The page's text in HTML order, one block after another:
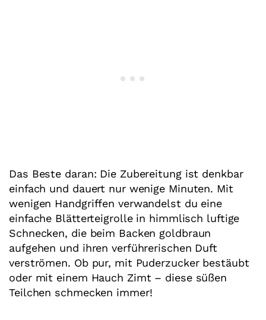
Das Beste daran: Die Zubereitung ist denkbar
einfach und dauert nur wenige Minuten. Mit
wenigen Handgriffen verwandelst du eine
einfache Blätterteigrolle in himmlisch luftige
Schnecken, die beim Backen goldbraun
aufgehen und ihren verführerischen Duft
verströmen. Ob pur, mit Puderzucker bestäubt
oder mit einem Hauch Zimt – diese süßen
Teilchen schmecken immer!